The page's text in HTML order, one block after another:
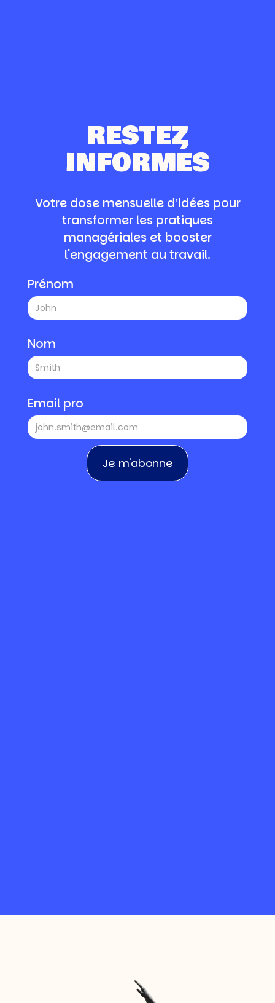
RESTEZ
INFORMÉS
Votre dose mensuelle d’idées pour
transformer les pratiques
managériales et booster
l'engagement au travail.
Prénom
Nom
Email pro